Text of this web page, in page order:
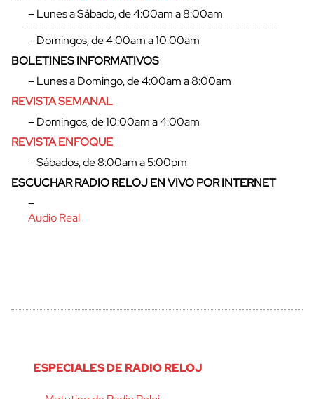
cerrar
– Lunes a Sábado, de 4:00am a 8:00am
– Domingos, de 4:00am a 10:00am
BOLETINES INFORMATIVOS
– Lunes a Domingo, de 4:00am a 8:00am
REVISTA SEMANAL
– Domingos, de 10:00am a 4:00am
REVISTA ENFOQUE
– Sábados, de 8:00am a 5:00pm
ESCUCHAR RADIO RELOJ EN VIVO POR INTERNET
–
Audio Real
ESPECIALES DE RADIO RELOJ